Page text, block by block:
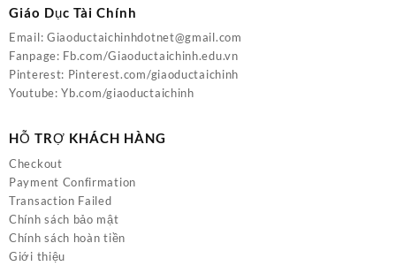
Giáo Dục Tài Chính
Email: Giaoductaichinhdotnet@gmail.com
Fanpage: Fb.com/Giaoductaichinh.edu.vn
Pinterest: Pinterest.com/giaoductaichinh
Youtube:Yb.com/giaoductaichinh
HỖ TRỢ KHÁCH HÀNG
Checkout
Payment Confirmation
Transaction Failed
Chính sách bảo mật
Chính sách hoàn tiền
Giới thiệu